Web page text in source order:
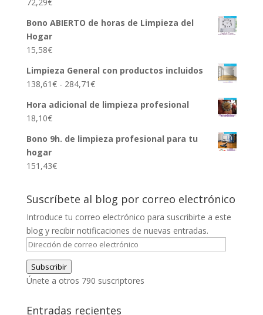
Bono ABIERTO de horas de Limpieza del
Hogar
15,58€
Limpieza General con productos incluidos
138,61€ - 284,71€Rango
precios:
138,61€
Hora adicional de limpieza profesional
18,10€
Bono 9h. de limpieza profesional para tu
hogar
151,43€
Suscríbete al blog por correo electrónico
Introduce tu correo electrónico para suscribirte a este
blog y recibir notificaciones de nuevas entradas.
Dirección
de
correo
electrónico
Subscribir
Únete a otros 790 suscriptores
Entradas recientes